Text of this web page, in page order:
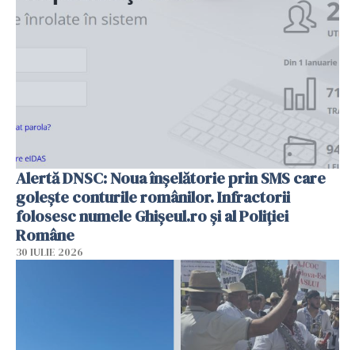
Alertă DNSC: Noua înșelătorie prin SMS care
golește conturile românilor. Infractorii
folosesc numele Ghișeul.ro și al Poliției
Române
30 IULIE 2026